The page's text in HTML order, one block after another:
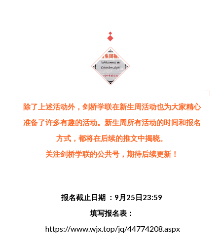
除了上述活动外，剑桥学联在新生周活动也为大家精心
准备了许多有趣的活动。新生周所有活动的时间和报名
方式，都将在后续的推文中揭晓。
关注剑桥学联的公共号，期待后续更新！
报名截止日期 ：9月25日23:59
填写报名表：
https://www.wjx.top/jq/44774208.aspx